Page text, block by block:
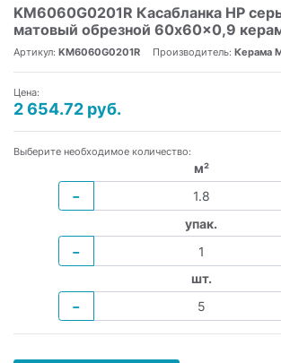
KM6060G0201R Касабланка HP
матовый обрезной 60x60x0,9
Артикул: KM6060G0201R Производитель: Керама
Цена:
2 654.72 руб.
Выберите необходимое количество:
м²
−
упак.
−
шт.
−